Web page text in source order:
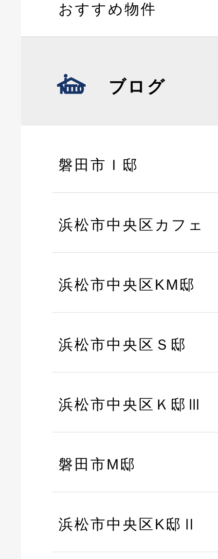
おすすめ物件
ブログ
磐田市Ｉ邸
浜松市中央区カフェ
浜松市中央区KM邸
浜松市中央区Ｓ邸
浜松市中央区Ｋ邸Ⅲ
磐田市M邸
浜松市中央区K邸Ⅱ